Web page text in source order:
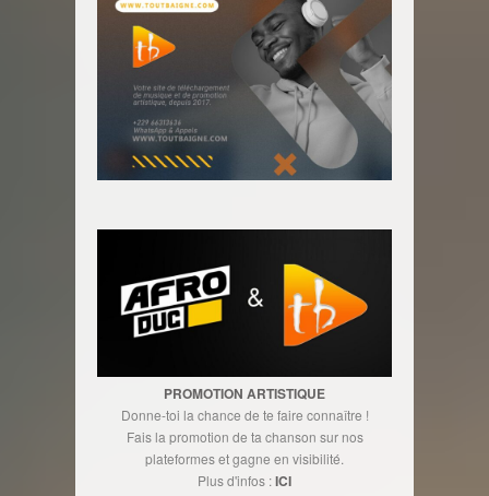
PROMOTION ARTISTIQUE
Donne-toi la chance de te faire connaître !
Fais la promotion de ta chanson sur nos
plateformes et gagne en visibilité.
Plus d'infos :ICI